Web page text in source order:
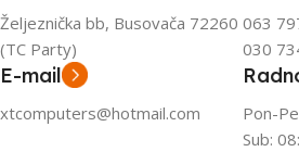
Željeznička bb, Busovača 72260
(TC Party)
063
030
E-mail
xtcomputers@hotmail.com
Pon-
Sub: